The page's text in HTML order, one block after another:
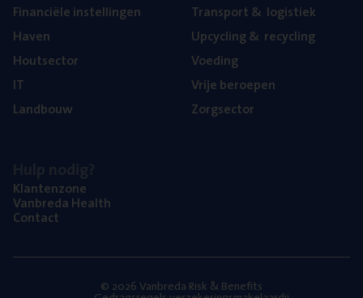
Finan­ci­ë­le instellingen
Haven
Hout­sec­tor
IT
Land­bouw
Trans­port& logistiek
Upcy­cling& recycling
Voe­ding
Vrije beroe­pen
Zorg­sec­tor
Klan­ten­zo­ne
Van­b­re­da Health
Con­tact
© 2026 Vanbreda Risk & Benefits